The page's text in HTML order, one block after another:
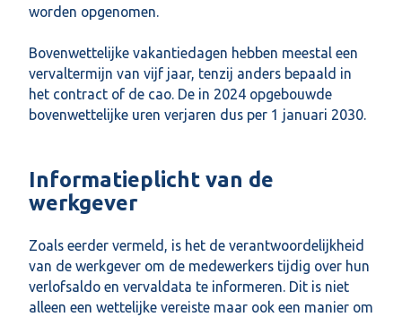
worden opgenomen.
Bovenwettelijke vakantiedagen hebben meestal een
vervaltermijn van vijf jaar, tenzij anders bepaald in
het contract of de cao. De in 2024 opgebouwde
bovenwettelijke uren verjaren dus per 1 januari 2030.
Informatieplicht van de
werkgever
Zoals eerder vermeld, is het de verantwoordelijkheid
van de werkgever om de medewerkers tijdig over hun
verlofsaldo en vervaldata te informeren. Dit is niet
alleen een wettelijke vereiste maar ook een manier om